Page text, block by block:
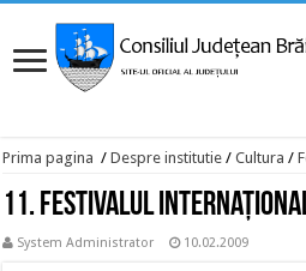
Prima pagina / Despre institutie / Cultura /
11. Festivalul internaţional
System Administrator 10.02.2009